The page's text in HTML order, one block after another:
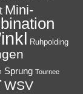
Mini-
Ruhpolding
Sprung Tournee
WSV